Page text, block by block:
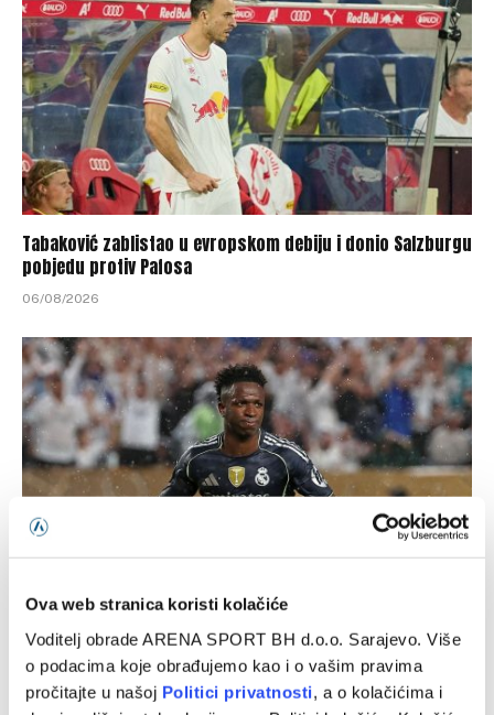
Ova web stranica koristi kolačiće
Voditelj obrade ARENA SPORT BH d.o.o. Sarajevo. Više
o podacima koje obrađujemo kao i o vašim pravima
pročitajte u našoj Politici privatnosti, a o kolačićima i
Tabaković zablistao u evropskom debiju i donio Salzburgu
pobjedu protiv Pafosa
06/08/2026
Gotova višemjesečna saga: Real Madrid i Vinicius Junior
postigli dogovor o nastavku saradnje
06/08/2026